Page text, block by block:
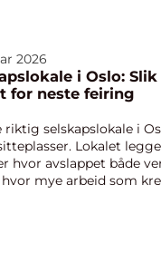
2026
i Oslo:
for neste feiring
riktig selskapslokale i
Lokalet
hvor avslappet både
mye arbeid som